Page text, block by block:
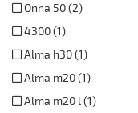
Onna 50 (2)
4300 (1)
Alma h30 (1)
Alma m20 (1)
Alma m20 l (1)